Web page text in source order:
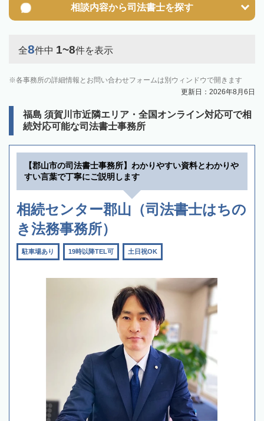
相談内容から司法書士を探す
全8件中 1~8件を表示
各事務所の詳細情報とお問い合わせフォームは別ウィンドウで開きます
更新日：2026年8月6日
福島 須賀川市近隣エリア・全国オンライン対応可で相
続対応可能な司法書士事務所
【郡山市の司法書士事務所】わかりやすい資料とわかりや
すい言葉で丁寧にご説明します
相続センター郡山（司法書士はちの
き法務事務所）
駐車場あり 19時以降TEL可 土日祝OK